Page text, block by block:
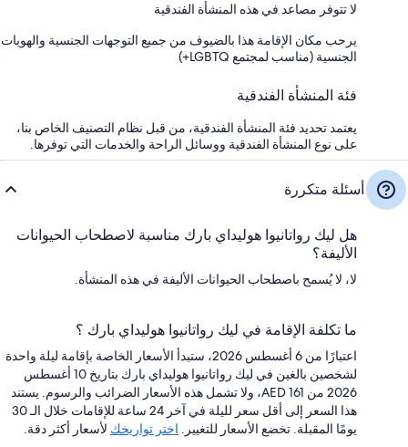
لا تتوفر مصاعد في هذه المنشأة الفندقية
يرحب مكان الإقامة هذا بالضيوف من جميع التوجهات الجنسية والهويات
الجنسية (مناسب لمجتمع LGBTQ+)
فئة المنشأة الفندقية
يعتمد تحديد فئة المنشأة الفندقية، من قبل نظام التصنيف الخاص بنا،
على نوع المنشأة الفندقية ووسائل الراحة والخدمات التي توفرها.
أسئلة متكررة
هل ليك رواتانيوا هوليداي بارك مناسبة لاصطحاب الحيوانات
الأليفة؟
لا، لا يُسمح باصطحاب الحيوانات الأليفة في هذه المنشأة.
ما تكلفة الإقامة في ليك رواتانيوا هوليداي بارك ؟
اعتبارًا من 6 أغسطس 2026، ستبدأ الأسعار الخاصة بإقامة ليلة واحدة
لشخصين بالغين في ليك رواتانيوا هوليداي بارك بتاريخ 10 أغسطس
2026 من AED 161، ولا تشمل هذه الأسعار الضرائب والرسوم. يستند
هذا السعر إلى أقل سعر لليلة في آخر 24 ساعة للإقامات خلال الـ 30
يومًا المقبلة. تخضع الأسعار للتغيير. اختر تواريخك لأسعار أكثر دقة.